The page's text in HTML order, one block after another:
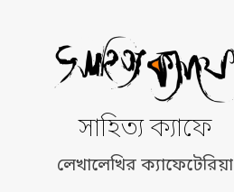
content
সাহিত্য ক্যাফে
লেখালেখির ক্যাফেটেরিয়া